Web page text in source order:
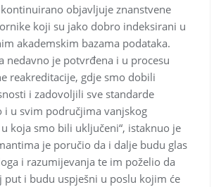
objavljuje znanstvene
koji su jako dobro indeksirani u
akademskim bazama podataka.
nedavno je potvrđena i u procesu
reakreditacije, gdje smo dobili
i zadovoljili sve standarde
i u svim područjima vanjskog
koja smo bili uključeni“, istaknuo je
je poručio da i dalje budu glas
i razumijevanja te im poželio da
put i budu uspješni u poslu kojim će